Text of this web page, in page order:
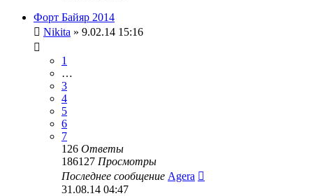
Форт Байяр 2014
Nikita » 9.02.14 15:16
1
…
3
4
5
6
7
126 Ответы
186127 Просмотры
Последнее сообщение Agera
31.08.14 04:47